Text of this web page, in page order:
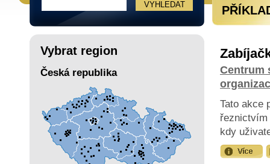
Vybrat region
Česká republika
Centrum
Tato akce
řeznictvím
kdy